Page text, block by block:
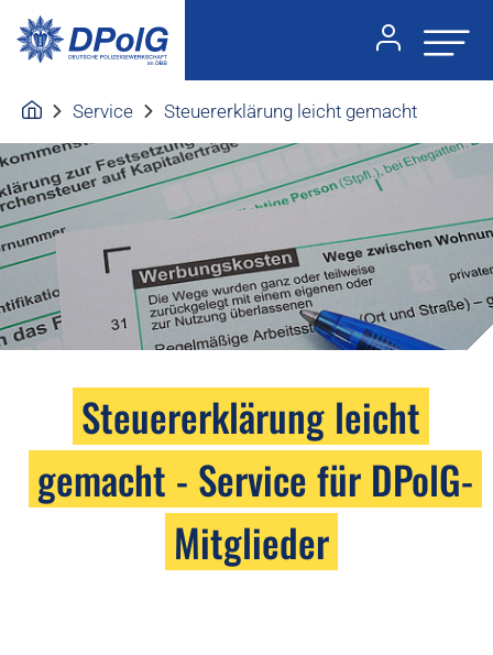
Service Steuererklärung leicht gemacht
Steuererklärung leicht
gemacht - Service für DPolG-
Mitglieder